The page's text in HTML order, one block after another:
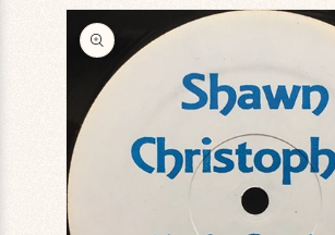
商品情
報にス
キップ